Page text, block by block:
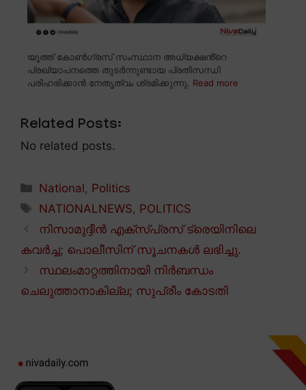
യൂത്ത് കോൺഗ്രസ് സംസ്ഥാന അധ്യക്ഷൻ്റെ
പ്രഖ്യാപനത്തെ തുടർന്നുണ്ടായ പ്രതിസന്ധി
പരിഹരിക്കാൻ നേതൃത്വം ശ്രമിക്കുന്നു. Read more
Related Posts:
No related posts.
Categories
National, Politics
Tags
NATIONALNEWS, POLITICS
നിസാമുദ്ദീൻ എക്സ്പ്രസ് ട്രെയിനിലെ
കവർച്ച; പൊലീസിന് സൂചനകൾ ലഭിച്ചു.
സ്ഥലംമാറ്റത്തിനായി നിർബന്ധം
ചെലുത്താനാകില്ല; സുപ്രീം കോടതി